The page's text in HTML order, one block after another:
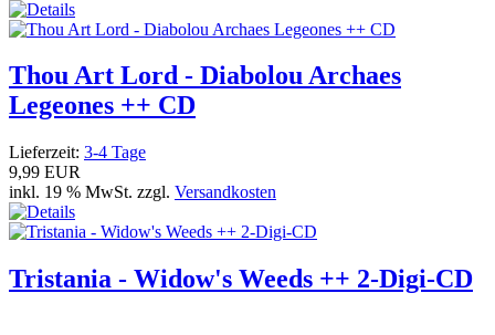
Thou Art Lord - Diabolou Archaes
Legeones ++ CD
Lieferzeit: 3-4 Tage
9,99 EUR
inkl. 19 % MwSt. zzgl. Versandkosten
Tristania - Widow's Weeds ++ 2-Digi-CD